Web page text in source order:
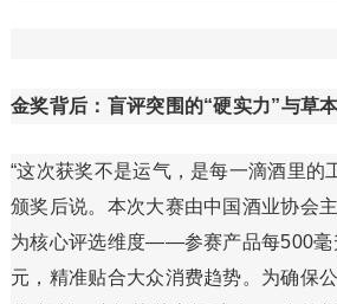
金奖背后：盲评突围的“硬实力”与草
“这次获奖不是运气，是每一滴酒里的
颁奖后说。本次大赛由中国酒业协会
为核心评选维度——参赛产品每500毫
元，精准贴合大众消费趋势。为确保